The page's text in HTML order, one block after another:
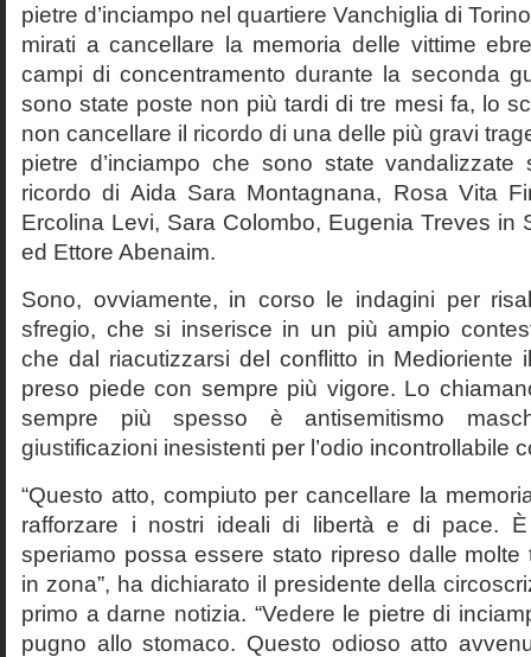
pietre d’inciampo nel quartiere Vanchiglia di
mirati a cancellare la memoria delle vittime
campi di concentramento durante la seconda
sono state poste non più tardi di tre mesi fa, lo
non cancellare il ricordo di una delle più gravi
pietre d’inciampo che sono state
ricordo di Aida Sara Montagnana, Rosa Vita
Ercolina Levi, Sara Colombo, Eugenia Treves in
ed Ettore Abenaim.
Sono, ovviamente, in corso le indagini per
sfregio, che si inserisce in un più ampio
che dal riacutizzarsi del conflitto in Medioriente
preso piede con sempre più vigore. Lo
sempre più spesso è antisemitismo
giustificazioni inesistenti per l’odio incontrollabile
“Questo atto, compiuto per cancellare la
rafforzare i nostri ideali di libertà e di pace.
speriamo possa essere stato ripreso dalle molte
in zona”, ha dichiarato il presidente della
primo a darne notizia. “Vedere le pietre di
pugno allo stomaco. Questo odioso atto